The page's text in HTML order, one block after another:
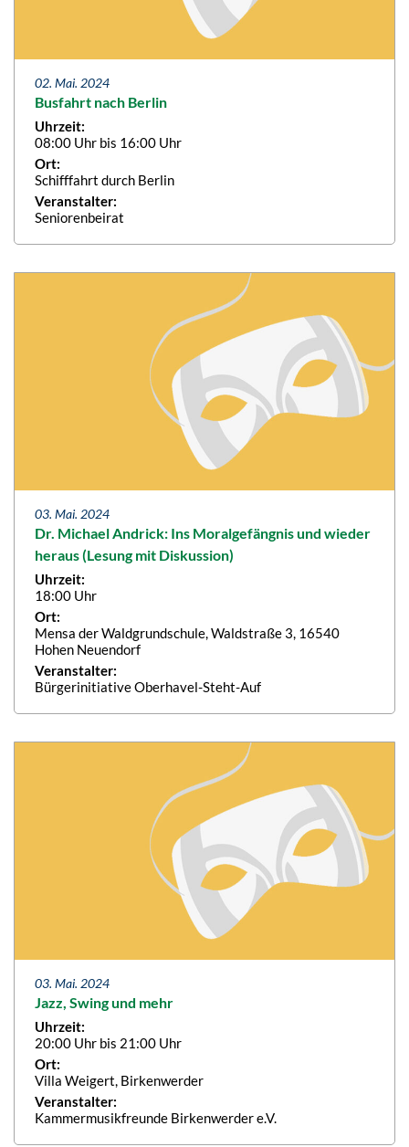
02. Mai. 2024
Busfahrt nach Berlin
Uhrzeit:
08:00 Uhr bis 16:00 Uhr
Ort:
Schifffahrt durch Berlin
Veranstalter:
Seniorenbeirat
03. Mai. 2024
Dr. Michael Andrick: Ins Moralgefängnis und wieder
heraus (Lesung mit Diskussion)
Uhrzeit:
18:00 Uhr
Ort:
Mensa der Waldgrundschule, Waldstraße 3, 16540
Hohen Neuendorf
Veranstalter:
Bürgerinitiative Oberhavel-Steht-Auf
03. Mai. 2024
Jazz, Swing und mehr
Uhrzeit:
20:00 Uhr bis 21:00 Uhr
Ort:
Villa Weigert, Birkenwerder
Veranstalter:
Kammermusikfreunde Birkenwerder e.V.